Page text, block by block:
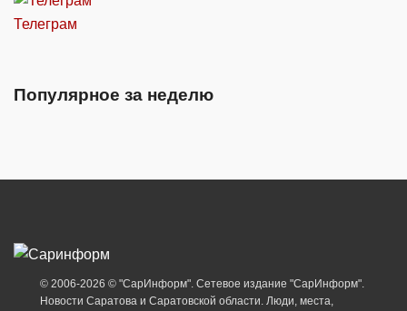
Телеграм
Популярное за неделю
© 2006-2026 © "СарИнформ". Сетевое издание "СарИнформ".
Новости Саратова и Саратовской области. Люди, места,